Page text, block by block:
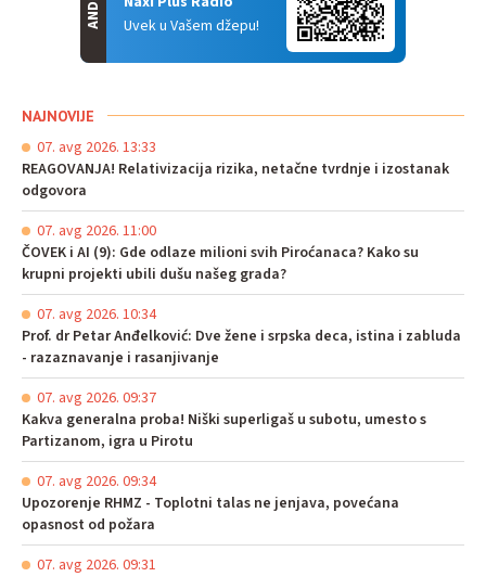
Uvek u Vašem džepu!
NAJNOVIJE
07. avg 2026. 13:33
REAGOVANJA! Relativizacija rizika, netačne tvrdnje i izostanak
odgovora
07. avg 2026. 11:00
ČOVEK i AI (9): Gde odlaze milioni svih Piroćanaca? Kako su
krupni projekti ubili dušu našeg grada?
07. avg 2026. 10:34
Prof. dr Petar Anđelković: Dve žene i srpska deca, istina i zabluda
- razaznavanje i rasanjivanje
07. avg 2026. 09:37
Kakva generalna proba! Niški superligaš u subotu, umesto s
Partizanom, igra u Pirotu
07. avg 2026. 09:34
Upozorenje RHMZ - Toplotni talas ne jenjava, povećana
opasnost od požara
07. avg 2026. 09:31